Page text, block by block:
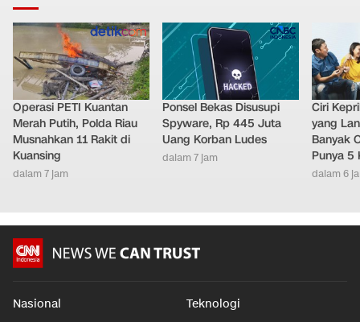
Operasi PETI Kuantan
Merah Putih, Polda Riau
Musnahkan 11 Rakit di
Kuansing
dalam 7 jam
Ponsel Bekas Disusupi
Spyware, Rp 445 Juta
Uang Korban Ludes
dalam 7 jam
Ciri
yang
Banyak
Punya 5
dalam 6
Nasional Teknologi